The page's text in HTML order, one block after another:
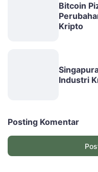
Bitcoin
Kripto
Industri
Posting Komentar